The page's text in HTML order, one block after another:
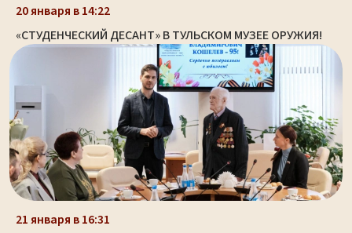
20 января в 14:22
«СТУДЕНЧЕСКИЙ ДЕСАНТ» В ТУЛЬСКОМ МУЗЕЕ ОРУЖИЯ!
21 января в 16:31